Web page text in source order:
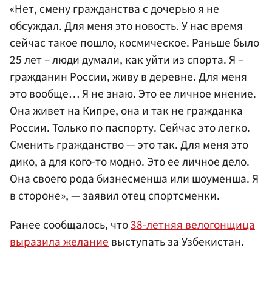
«Нет, смену гражданства с дочерью я не
обсуждал. Для меня это новость. У нас время
сейчас такое пошло, космическое. Раньше было
25 лет – люди думали, как уйти из спорта. Я –
гражданин России, живу в деревне. Для меня
это вообще… Я не знаю. Это ее личное мнение.
Она живет на Кипре, она и так не гражданка
России. Только по паспорту. Сейчас это легко.
Сменить гражданство — это так. Для меня это
дико, а для кого-то модно. Это ее личное дело.
Она своего рода бизнесменша или шоуменша. Я
в стороне», — заявил отец спортсменки.
Ранее сообщалось, что38-летняя велогонщица
выразила желание выступать за Узбекистан.